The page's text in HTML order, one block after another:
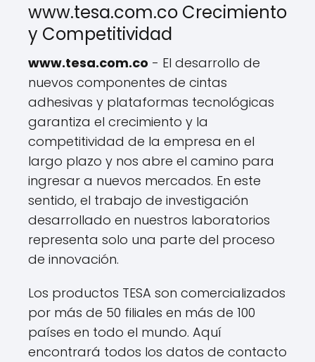
www.tesa.com.co Crecimiento
y Competitividad
www.tesa.com.co - El desarrollo de
nuevos componentes de cintas
adhesivas y plataformas tecnológicas
garantiza el crecimiento y la
competitividad de la empresa en el
largo plazo y nos abre el camino para
ingresar a nuevos mercados. En este
sentido, el trabajo de investigación
desarrollado en nuestros laboratorios
representa solo una parte del proceso
de innovación.
Los productos TESA son comercializados
por más de 50 filiales en más de 100
países en todo el mundo. Aquí
encontrará todos los datos de contacto